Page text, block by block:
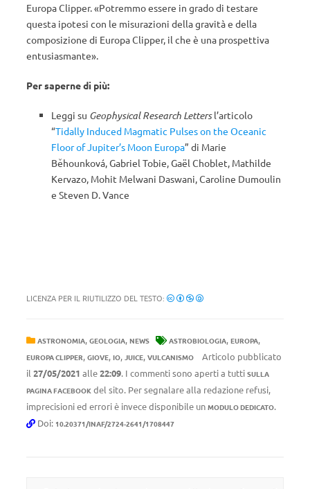
Europa Clipper. «Potremmo essere in grado di testare
questa ipotesi con le misurazioni della gravità e della
composizione di Europa Clipper, il che è una prospettiva
entusiasmante».
Per saperne di più:
Leggi su Geophysical Research Lettersl’articolo
“Tidally Induced Magmatic Pulses on the Oceanic
Floor of Jupiter’s Moon Europa” di Marie
Běhounková,Gabriel Tobie,Gaël Choblet, Mathilde
Kervazo, Mohit Melwani Daswani,Caroline Dumoulin
e Steven D. Vance
LICENZA PER IL RIUTILIZZO DEL TESTO:
ASTRONOMIA, GEOLOGIA, NEWS ASTROBIOLOGIA, EUROPA,
EUROPA CLIPPER, GIOVE, IO, JUICE, VULCANISMO
Articolo pubblicato
il 27/05/2021 alle22:09. I commenti sono aperti a tutti SULLA
PAGINA FACEBOOK del sito. Per segnalare alla redazione refusi,
imprecisioni ed errori è invece disponibile un MODULO DEDICATO.
Doi: 10.20371/INAF/2724-2641/1708447